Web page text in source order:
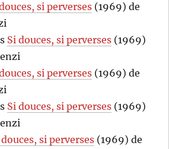
si perverses (1969) de
Si douces, si perverses (1969)
si perverses (1969) de
Si douces, si perverses (1969)
douces, si perverses (1969) de